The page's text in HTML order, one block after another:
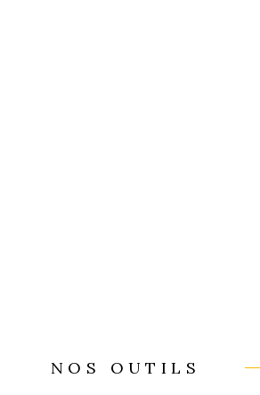
NOS OUTILS